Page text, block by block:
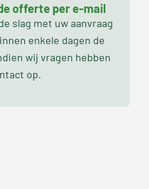
offerte per e-mail
slag met uw aanvraag
enkele dagen de
wij vragen hebben
op.